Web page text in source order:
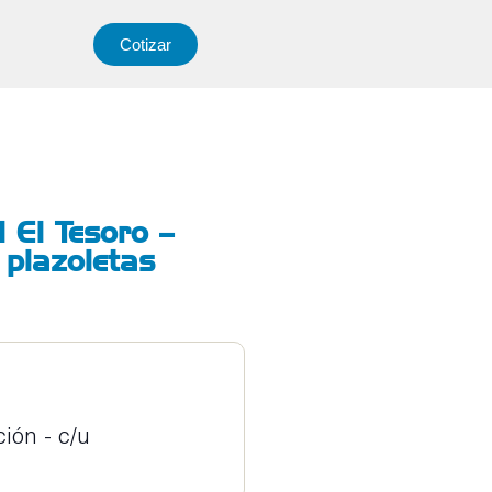
Cotizar
El Tesoro –
- c/u